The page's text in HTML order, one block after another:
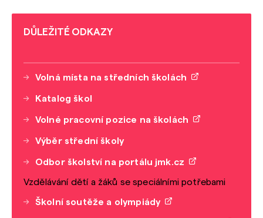
DŮLEŽITÉ ODKAZY
Volná místa na středních školách
Katalog škol
Volné pracovní pozice na školách
Výběr střední školy
Odbor školství na portálu jmk.cz
Vzdělávání dětí a žáků se speciálními potřebami
Školní soutěže a olympiády